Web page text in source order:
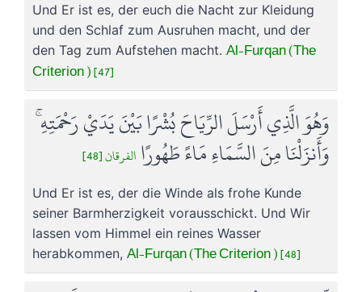
Und Er ist es, der euch die Nacht zur Kleidung
und den Schlaf zum Ausruhen macht, und der
den Tag zum Aufstehen macht. Al-Furqan (The
Criterion ) [47]
وَهُوَ الَّذِي أَرْسَلَ الرِّيَاحَ بُشْرًا بَيْنَ يَدَيْ رَحْمَتِهِ ۚ
وَأَنزَلْنَا مِنَ السَّمَاءِ مَاءً طَهُورًا الفرقان [48]
Und Er ist es, der die Winde als frohe Kunde
seiner Barmherzigkeit vorausschickt. Und Wir
lassen vom Himmel ein reines Wasser
herabkommen, Al-Furqan (The Criterion ) [48]